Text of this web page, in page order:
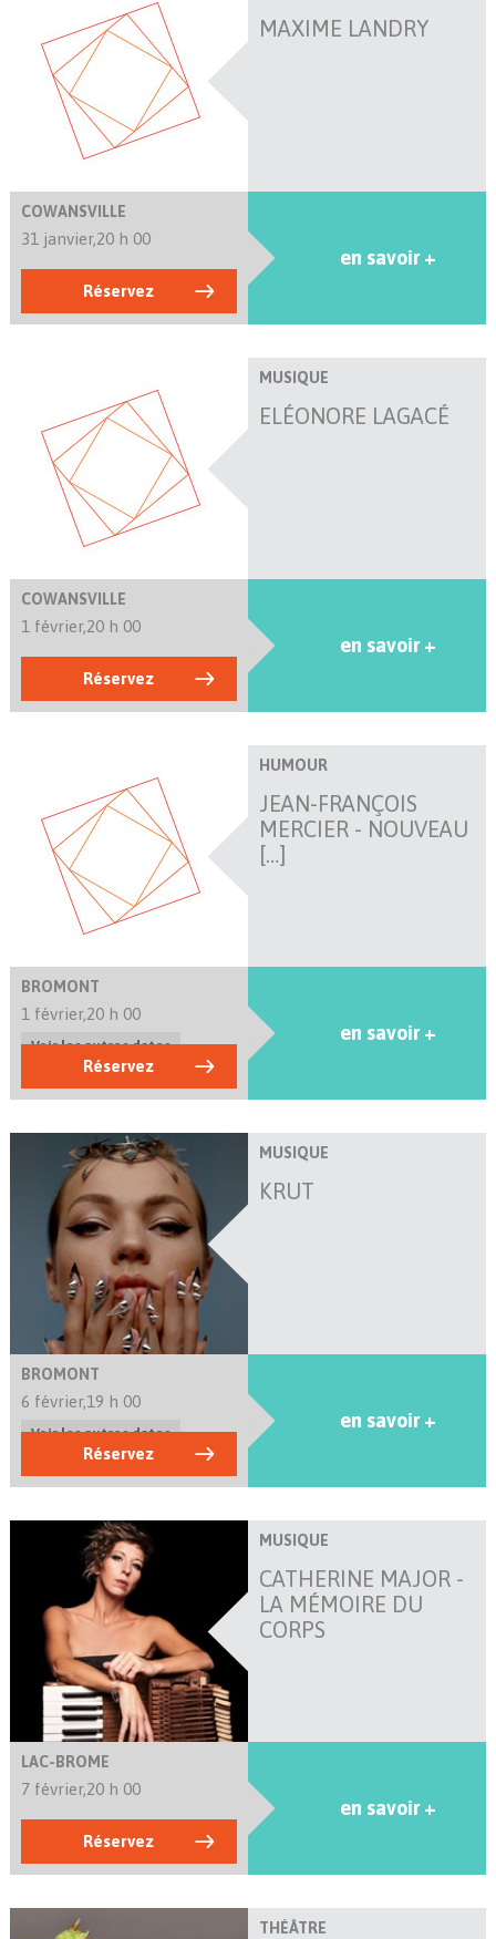
MAXIME LANDRY
COWANSVILLE
31 janvier,20 h 00
Réservez
en savoir +
MUSIQUE
ELÉONORE LAGACÉ
COWANSVILLE
1 février,20 h 00
Réservez
en savoir +
HUMOUR
JEAN-FRANÇOIS
MERCIER - NOUVEAU
[…]
BROMONT
1 février,20 h 00
Voir les autres dates
Réservez
en savoir +
MUSIQUE
KRUT
BROMONT
6 février,19 h 00
Voir les autres dates
Réservez
en savoir +
MUSIQUE
CATHERINE MAJOR -
LA MÉMOIRE DU
CORPS
LAC-BROME
7 février,20 h 00
Réservez
en savoir +
THÉÂTRE